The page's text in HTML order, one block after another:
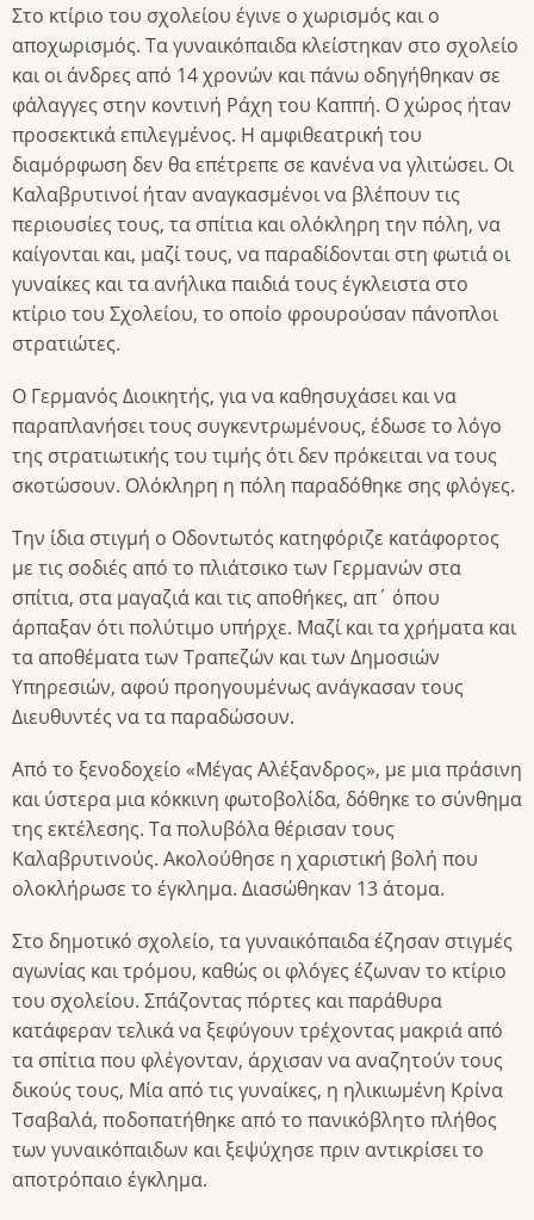
Στο κτίριο του σχολείου έγινε ο χωρισμός και ο
αποχωρισμός. Τα γυναικόπαιδα κλείστηκαν στο σχολείο
και οι άνδρες από 14 χρονών και πάνω οδηγήθηκαν σε
φάλαγγες στην κοντινή Ράχη του Καππή. Ο χώρος ήταν
προσεκτικά επιλεγμένος. Η αμφιθεατρική του
διαμόρφωση δεν θα επέτρεπε σε κανένα να γλιτώσει. Οι
Καλαβρυτινοί ήταν αναγκασμένοι να βλέπουν τις
περιουσίες τους, τα σπίτια και ολόκληρη την πόλη, να
καίγονται και, μαζί τους, να παραδίδονται στη φωτιά οι
γυναίκες και τα ανήλικα παιδιά τους έγκλειστα στο
κτίριο του Σχολείου, το οποίο φρουρούσαν πάνοπλοι
στρατιώτες.
Ο Γερμανός Διοικητής, για να καθησυχάσει και να
παραπλανήσει τους συγκεντρωμένους, έδωσε το λόγο
της στρατιωτικής του τιμής ότι δεν πρόκειται να τους
σκοτώσουν. Ολόκληρη η πόλη παραδόθηκε σης φλόγες.
Την ίδια στιγμή ο Οδοντωτός κατηφόριζε κατάφορτος
με τις σοδιές από το πλιάτσικο των Γερμανών στα
σπίτια, στα μαγαζιά και τις αποθήκες, απ΄ όπου
άρπαξαν ότι πολύτιμο υπήρχε. Μαζί και τα χρήματα και
τα αποθέματα των Τραπεζών και των Δημοσιών
Υπηρεσιών, αφού προηγουμένως ανάγκασαν τους
Διευθυντές να τα παραδώσουν.
Από το ξενοδοχείο «Μέγας Αλέξανδρος», με μια πράσινη
και ύστερα μια κόκκινη φωτοβολίδα, δόθηκε το σύνθημα
της εκτέλεσης. Τα πολυβόλα θέρισαν τους
Καλαβρυτινούς. Ακολούθησε η χαριστική βολή που
ολοκλήρωσε το έγκλημα. Διασώθηκαν 13 άτομα.
Στο δημοτικό σχολείο, τα γυναικόπαιδα έζησαν στιγμές
αγωνίας και τρόμου, καθώς οι φλόγες έζωναν το κτίριο
του σχολείου. Σπάζοντας πόρτες και παράθυρα
κατάφεραν τελικά να ξεφύγουν τρέχοντας μακριά από
τα σπίτια που φλέγονταν, άρχισαν να αναζητούν τους
δικούς τους, Μία από τις γυναίκες, η ηλικιωμένη Κρίνα
Τσαβαλά, ποδοπατήθηκε από το πανικόβλητο πλήθος
των γυναικόπαιδων και ξεψύχησε πριν αντικρίσει το
αποτρόπαιο έγκλημα.